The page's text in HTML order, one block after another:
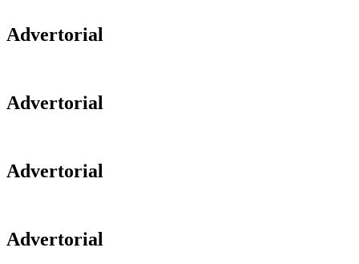
Advertorial
Advertorial
Advertorial
Advertorial